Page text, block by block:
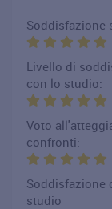
Soddisfazione
Livello di
con lo studio:
Voto
confronti:
Soddisfazione
studio